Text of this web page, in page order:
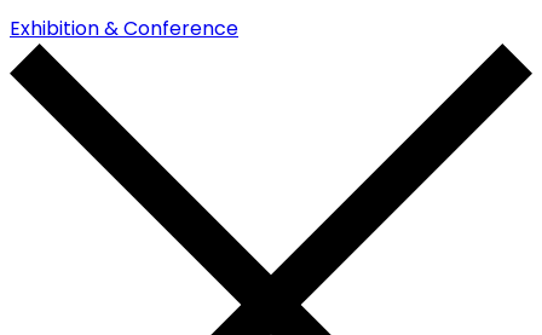
Exhibition & Conference